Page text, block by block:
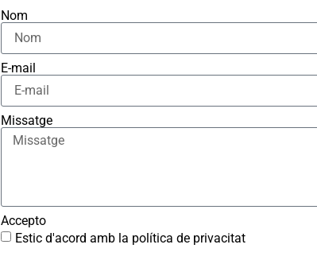
Nom
E-mail
Missatge
Accepto
Estic d'acord amb la política de privacitat